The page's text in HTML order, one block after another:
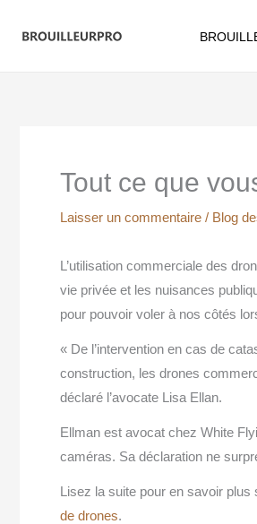
Tout ce que
Laisser un commentaire / Blog
L’utilisation commerciale des
vie privée et les nuisances
pour pouvoir voler à nos côtés
« De l’intervention en cas de
construction, les drones
déclaré l’avocate Lisa Ellan.
Ellman est avocat chez White
caméras. Sa déclaration ne
Lisez la suite pour en savoir
de drones.